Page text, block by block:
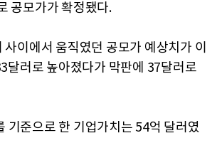
공모가가 확정됐다.
이에서 움직였던 공모가 예상치가 이
달러로 높아졌다가 막판에 37달러로
기준으로 한 기업가치는 54억 달러였